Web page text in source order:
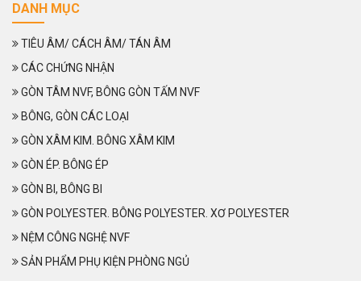
DANH MỤC
TIÊU ÂM/ CÁCH ÂM/ TÁN ÂM
CÁC CHỨNG NHẬN
GÒN TÂM NVF, BÔNG GÒN TẤM NVF
BÔNG, GÒN CÁC LOẠI
GÒN XÂM KIM. BÔNG XÂM KIM
GÒN ÉP. BÔNG ÉP
GÒN BI, BÔNG BI
GÒN POLYESTER. BÔNG POLYESTER. XƠ POLYESTER
NỆM CÔNG NGHỆ NVF
SẢN PHẨM PHỤ KIỆN PHÒNG NGỦ